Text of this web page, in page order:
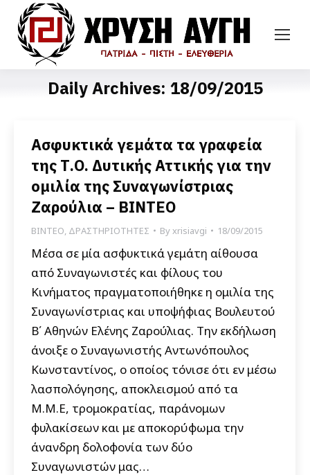
Daily Archives: 18/09/2015
Ασφυκτικά γεμάτα τα γραφεία
της Τ.Ο. Δυτικής Αττικής για την
ομιλία της Συναγωνίστριας
Ζαρούλια – BINTEO
ΒΙΝΤΕΟ, ΔΡΑΣΤΗΡΙΟΤΗΤΕΣ Byxrisiavgi 18/09/2015
Μέσα σε μία ασφυκτικά γεμάτη αίθουσα
από Συναγωνιστές και φίλους του
Κινήματος πραγματοποιήθηκε η ομιλία της
Συναγωνίστριας και υποψήφιας Βουλευτού
Β΄ Αθηνών Ελένης Ζαρούλιας. Την εκδήλωση
άνοιξε ο Συναγωνιστής Αντωνόπουλος
Κωνσταντίνος, ο οποίος τόνισε ότι εν μέσω
λασπολόγησης, αποκλεισμού από τα
Μ.Μ.Ε, τρομοκρατίας, παράνομων
φυλακίσεων και με αποκορύφωμα την
άνανδρη δολοφονία των δύο
Συναγωνιστών μας…